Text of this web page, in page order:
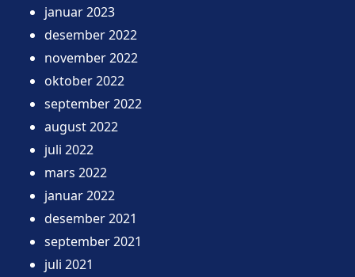
januar 2023
desember 2022
november 2022
oktober 2022
september 2022
august 2022
juli 2022
mars 2022
januar 2022
desember 2021
september 2021
juli 2021